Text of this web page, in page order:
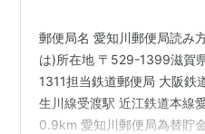
郵便局名 愛知川郵便局読み
は)所在地 〒529-1399滋賀
1311担当鉄道郵便局 大阪鉄
生川線受渡駅 近江鉄道本線
0.9km 愛知川郵便局為替貯